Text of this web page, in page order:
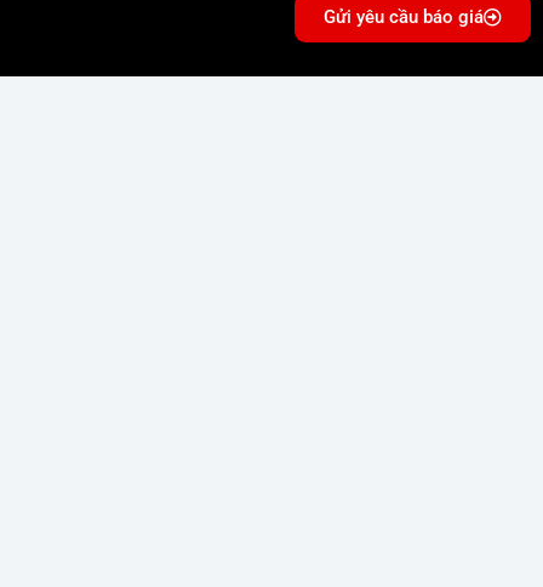
Gửi yêu cầu báo giá